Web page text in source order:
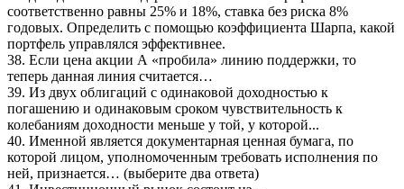
соответственно равны 25% и 18%, ставка без риска 8%
годовых. Определить с помощью коэффициента Шарпа, какой
портфель управлялся эффективнее.
38. Если цена акции А «пробила» линию поддержки, то
теперь данная линия считается…
39. Из двух облигаций с одинаковой доходностью к
погашению и одинаковым сроком чувствительность к
колебаниям доходности меньше у той, у которой...
40. Именной является документарная ценная бумага, по
которой лицом, уполномоченным требовать исполнения по
ней, признается… (выберите два ответа)